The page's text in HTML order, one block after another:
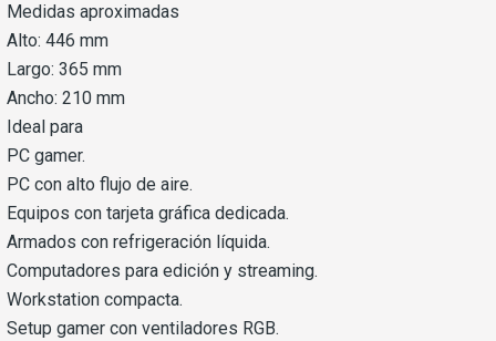
Medidas aproximadas
Alto: 446 mm
Largo: 365 mm
Ancho: 210 mm
Ideal para
PC gamer.
PC con alto flujo de aire.
Equipos con tarjeta gráfica dedicada.
Armados con refrigeración líquida.
Computadores para edición y streaming.
Workstation compacta.
Setup gamer con ventiladores RGB.